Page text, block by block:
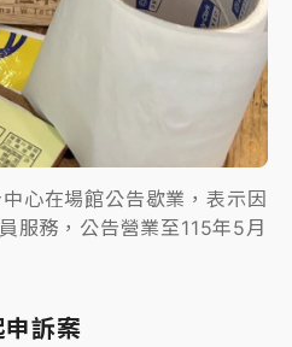
心在場館公告歇業，表示因
服務，公告營業至115年5月
訴案